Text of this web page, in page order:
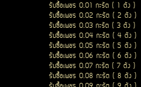
รับซื้อเพชร 0.01 กะรัต ( 1 ตัง )
รับซื้อเพชร 0.02 กะรัต ( 2 ตัง )
รับซื้อเพชร 0.03 กะรัต ( 3 ตัง )
รับซื้อเพชร 0.04 กะรัต ( 4 ตัง )
รับซื้อเพชร 0.05 กะรัต ( 5 ตัง )
รับซื้อเพชร 0.06 กะรัต ( 6 ตัง )
รับซื้อเพชร 0.07 กะรัต ( 7 ตัง )
รับซื้อเพชร 0.08 กะรัต ( 8 ตัง )